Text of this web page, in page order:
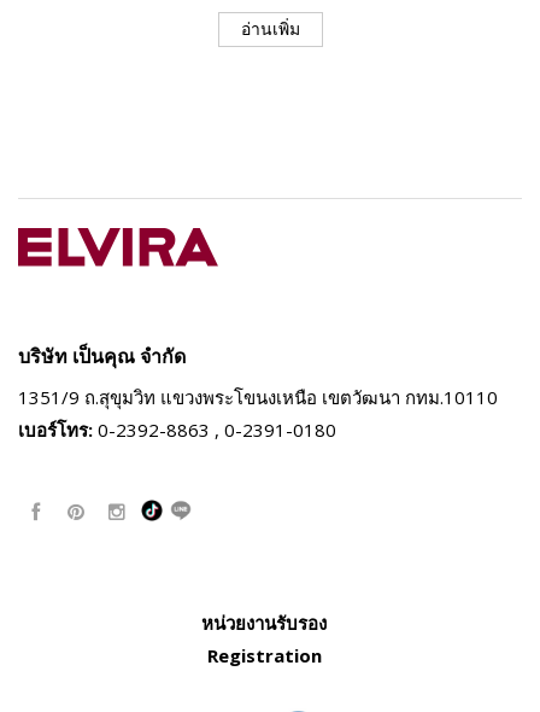
was:
อ่านเพิ่ม
บริษัท เป็นคุณ จำกัด
1351/9 ถ.สุขุมวิท แขวงพระโขนงเหนือ เขตวัฒนา กทม.10110
เบอร์โทร: 0-2392-8863 , 0-2391-0180
หน่วยงานรับรอง
Registration